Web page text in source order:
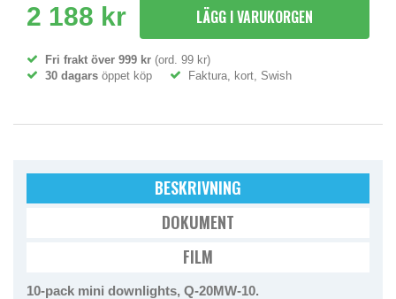
2 188 kr LÄGG I VARUKORGEN
Fri frakt över 999 kr (ord. 99 kr)
30 dagars öppet köp Faktura, kort, Swish
BESKRIVNING
DOKUMENT
FILM
10-pack mini downlights, Q-20MW-10.